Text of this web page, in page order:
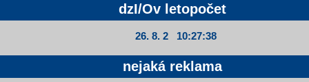
dzI/Ov letopočet
26. 8. 2 10:27:39
nejaká reklama